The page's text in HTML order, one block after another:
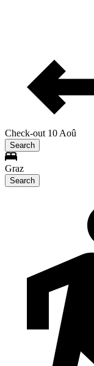
Check-out 10 Aoû
Search
Graz
Search